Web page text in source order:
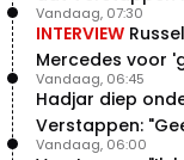
INTERVIEW
Mercedes voor
met concurrentie
Vandaag, 07:30
Hadjar diep
Verstappen:
levert"
Vandaag, 06:45
Vandaag, 06:00